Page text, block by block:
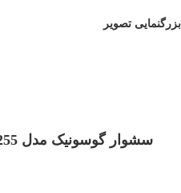
بزرگنمایی تصویر
سشوار گوسونیک مدل GHD-255